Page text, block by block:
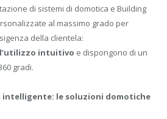
di sistemi di domotica e Building
al massimo grado per
della clientela:
intuitivo e dispongono di un
gradi.
intelligente: le soluzioni domotiche